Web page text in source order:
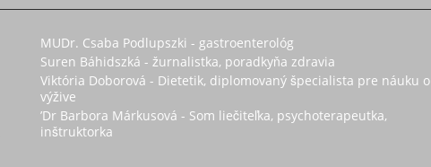
MUDr. Csaba Podlupszki - gastroenterológ
Suren Báhidszká - žurnalistka, poradkyňa zdravia
Viktória Doborová - Dietetik, diplomovaný špecialista pre náuku o
výžive
’Dr Barbora Márkusová - Som liečiteľka, psychoterapeutka,
inštruktorka